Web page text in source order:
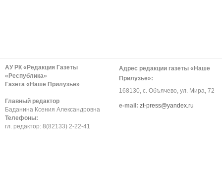
АУ РК «Редакция Газеты
«Республика»
Газета «Наше Прилузье»
Главный редактор
Баданина Ксения Александровна
Телефоны:
гл. редактор: 8(82133) 2-22-41
Адрес редакции газеты «Наше
Прилузье»:
168130, с. Объячево, ул. Мира, 72
е-mail: zt-press@yandex.ru